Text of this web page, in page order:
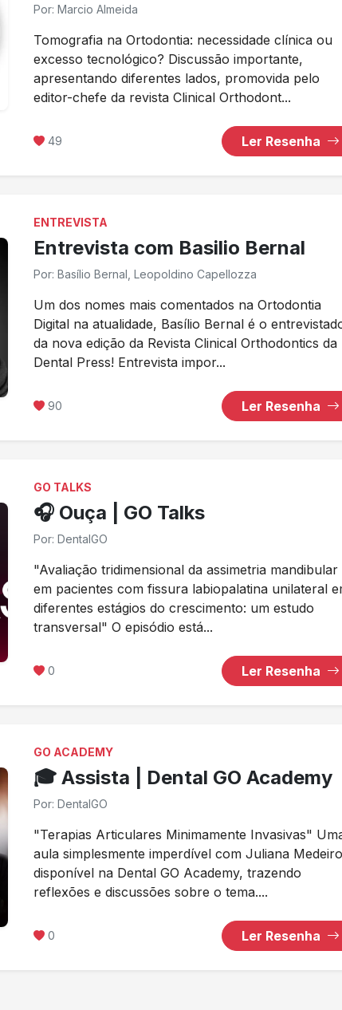
Por: Marcio Almeida
Tomografia na Ortodontia: necessidade clínica ou
excesso tecnológico? Discussão importante,
apresentando diferentes lados, promovida pelo
editor-chefe da revista Clinical Orthodont...
49 Ler Resenha
ENTREVISTA
Entrevista com Basilio Bernal
Por: Basílio Bernal, Leopoldino Capellozza
Um dos nomes mais comentados na Ortodontia
Digital na atualidade, Basílio Bernal é o
da nova edição da Revista Clinical Orthodontics da
Dental Press! Entrevista impor...
90 Ler Resenha
GO TALKS
🎧 Ouça | GO Talks
Por: DentalGO
"Avaliação tridimensional da assimetria mandibular
em pacientes com fissura labiopalatina unilateral
diferentes estágios do crescimento: um estudo
transversal" O episódio está...
0 Ler Resenha
GO ACADEMY
🎓 Assista | Dental GO Academy
Por: DentalGO
"Terapias Articulares Minimamente Invasivas"
aula simplesmente imperdível com Juliana
disponível na Dental GO Academy, trazendo
reflexões e discussões sobre o tema....
0 Ler Resenha